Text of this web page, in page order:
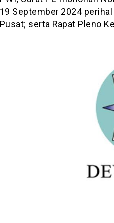
19 September 2024
Pusat; serta Rapat Pleno